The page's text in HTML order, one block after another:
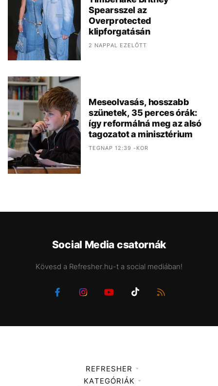
Spearsszel az
Overprotected
klipforgatásán
2 NAPPAL EZELŐTT
Meseolvasás, hosszabb
szünetek, 35 perces órák:
így reformálná meg az alsó
tagozatot a minisztérium
TEGNAP 12:39 -KOR
Social Media csatornák
Kövesd a Refresher.hu-t a social mediában!
REFRESHER
Médiaajánlat
KATEGÓRIÁK